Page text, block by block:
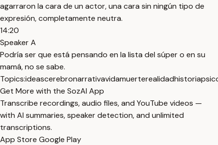
agarraron la cara de un actor, una cara sin ningún tipo de
expresión, completamente neutra.
14:20
Speaker A
Podría ser que está pensando en la lista del súper o en su
mamá, no se sabe.
Topics:ideascerebronarrativavidamuerterealidadhistoria
Get More with the SozAI App
Transcribe recordings, audio files, and YouTube videos —
with AI summaries, speaker detection, and unlimited
transcriptions.
App Store Google Play